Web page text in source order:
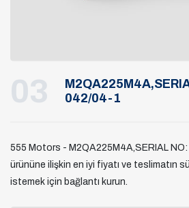
03
042/04-1
555 Motors - M2QA225M4A,SERIAL
ürününe ilişkin en iyi fiyatı ve teslimatın
istemek için bağlantı kurun.